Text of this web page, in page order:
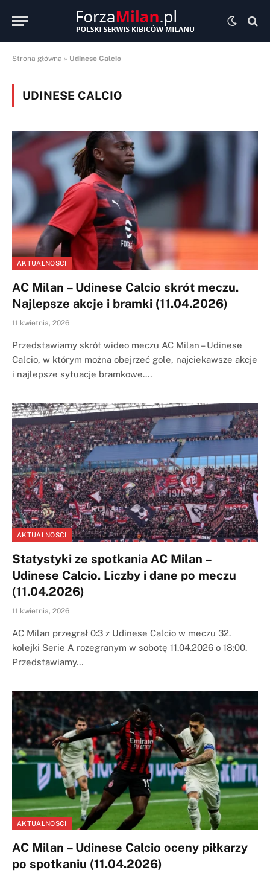
Strona główna » Udinese Calcio
UDINESE CALCIO
AKTUALNOSCI
AC Milan – Udinese Calcio skrót meczu.
Najlepsze akcje i bramki (11.04.2026)
11 kwietnia, 2026
Przedstawiamy skrót wideo meczu AC Milan – Udinese
Calcio, w którym można obejrzeć gole, najciekawsze akcje
i najlepsze sytuacje bramkowe.…
AKTUALNOSCI
Statystyki ze spotkania AC Milan –
Udinese Calcio. Liczby i dane po meczu
(11.04.2026)
11 kwietnia, 2026
AC Milan przegrał 0:3 z Udinese Calcio w meczu 32.
kolejki Serie A rozegranym w sobotę 11.04.2026 o 18:00.
Przedstawiamy…
AKTUALNOSCI
AC Milan – Udinese Calcio oceny piłkarzy
po spotkaniu (11.04.2026)